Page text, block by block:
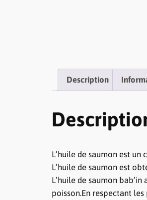
Description
L’huile de saumon est
L’huile de saumon est
L’huile de saumon
poisson.En respectant